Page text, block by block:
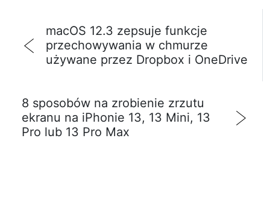
macOS 12.3 zepsuje funkcje
przechowywania w chmurze
używane przez Dropbox i OneDrive
8 sposobów na zrobienie zrzutu
ekranu na iPhonie 13, 13 Mini, 13
Pro lub 13 Pro Max